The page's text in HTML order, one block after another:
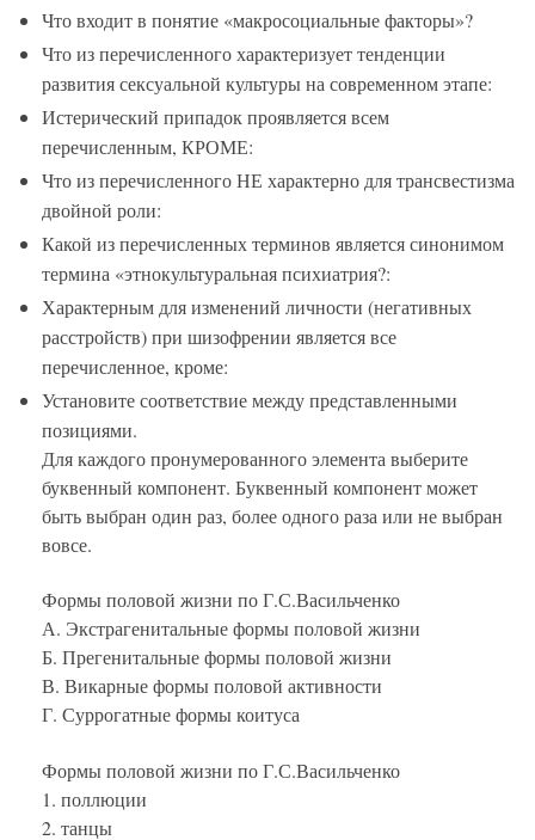
Что входит в понятие «макросоциальные факторы»?
Что из перечисленного характеризует тенденции
развития сексуальной культуры на современном этапе:
Истерический припадок проявляется всем
перечисленным, КРОМЕ:
Что из перечисленного НЕ характерно для трансвестизма
двойной роли:
Какой из перечисленных терминов является синонимом
термина «этнокультуральная психиатрия?:
Характерным для изменений личности (негативных
расстройств) при шизофрении является все
перечисленное, кроме:
Установите соответствие между представленными
позициями.
Для каждого пронумерованного элемента выберите
буквенный компонент. Буквенный компонент может
быть выбран один раз, более одного раза или не выбран
вовсе.
Формы половой жизни по Г.С.Васильченко
А. Экстрагенитальные формы половой жизни
Б. Прегенитальные формы половой жизни
В. Викарные формы половой активности
Г. Суррогатные формы коитуса
Формы половой жизни по Г.С.Васильченко
1. поллюции
2. танцы